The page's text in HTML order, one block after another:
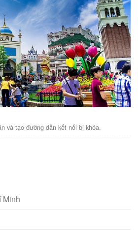
và tạo đường dẫn kết nối bị khóa.
Minh